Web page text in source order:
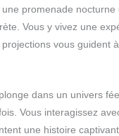
une promenade nocturne
Vous y vivez une
vous guident
dans un univers
Vous interagissez
une histoire